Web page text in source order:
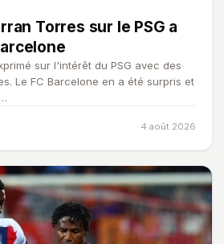
Torres sur le PSG a
sur l'intérêt du PSG avec des
Le FC Barcelone en a été surpris et
4 août 2026